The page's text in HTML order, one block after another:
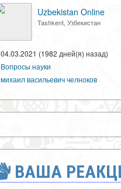
Uzbekistan Online
Tashkent, Узбекистан
04.03.2021 (1982 дней(я) назад)
Вопросы науки
михаил васильевич челноков
ВАША